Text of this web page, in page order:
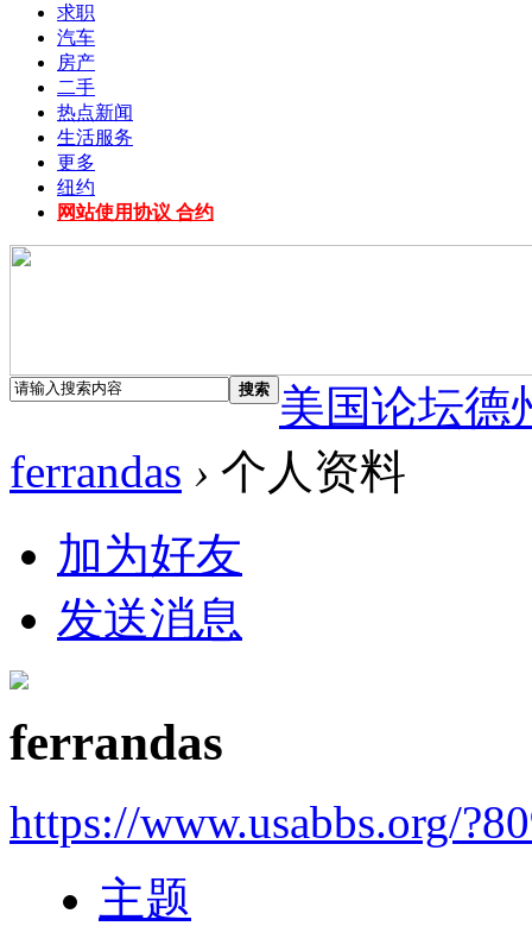
求职
汽车
房产
二手
热点新闻
生活服务
更多
纽约
网站使用协议 合约
搜索
美国论坛德
ferrandas › 个人资料
加为好友
发送消息
ferrandas
https://www.usabbs.org/
主题